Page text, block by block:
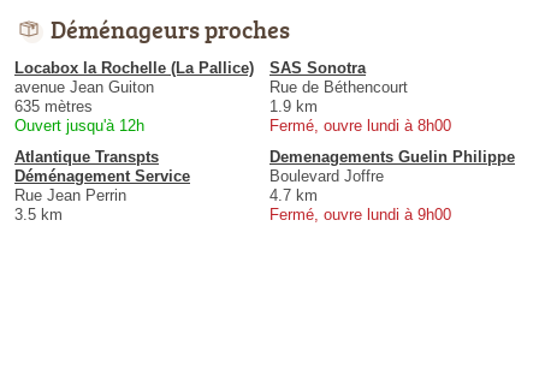
Déménageurs proches
Locabox la Rochelle (La Pallice)
avenue Jean Guiton
635 mètres
Ouvert jusqu'à 12h
SAS Sonotra
Rue de Béthencourt
1.9 km
Fermé, ouvre lundi à 8h00
Atlantique Transpts
Déménagement Service
Rue Jean Perrin
3.5 km
Demenagements Guelin Philippe
Boulevard Joffre
4.7 km
Fermé, ouvre lundi à 9h00